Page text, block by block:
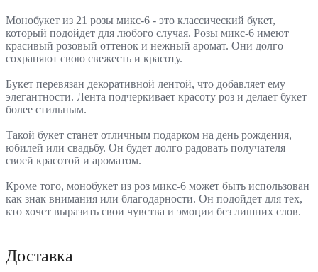
Монобукет из 21 розы микс-6 - это классический букет,
который подойдет для любого случая. Розы микс-6 имеют
красивый розовый оттенок и нежный аромат. Они долго
сохраняют свою свежесть и красоту.
Букет перевязан декоративной лентой, что добавляет ему
элегантности. Лента подчеркивает красоту роз и делает букет
более стильным.
Такой букет станет отличным подарком на день рождения,
юбилей или свадьбу. Он будет долго радовать получателя
своей красотой и ароматом.
Кроме того, монобукет из роз микс-6 может быть использован
как знак внимания или благодарности. Он подойдет для тех,
кто хочет выразить свои чувства и эмоции без лишних слов.
Доставка